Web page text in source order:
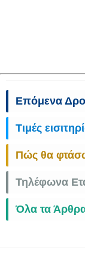
Επόμενα
Τιμές
Πώς θα
Τηλέφωνα
Όλα τα